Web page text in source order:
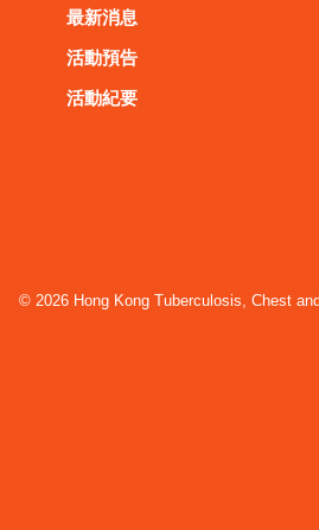
最新消息
活動預告
活動紀要
© 2026 Hong Kong Tuberculosis, Chest